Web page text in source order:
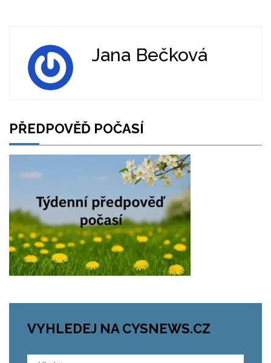
Jana Bečková
PŘEDPOVĚĎ POČASÍ
VYHLEDEJ NA CYSNEWS.CZ